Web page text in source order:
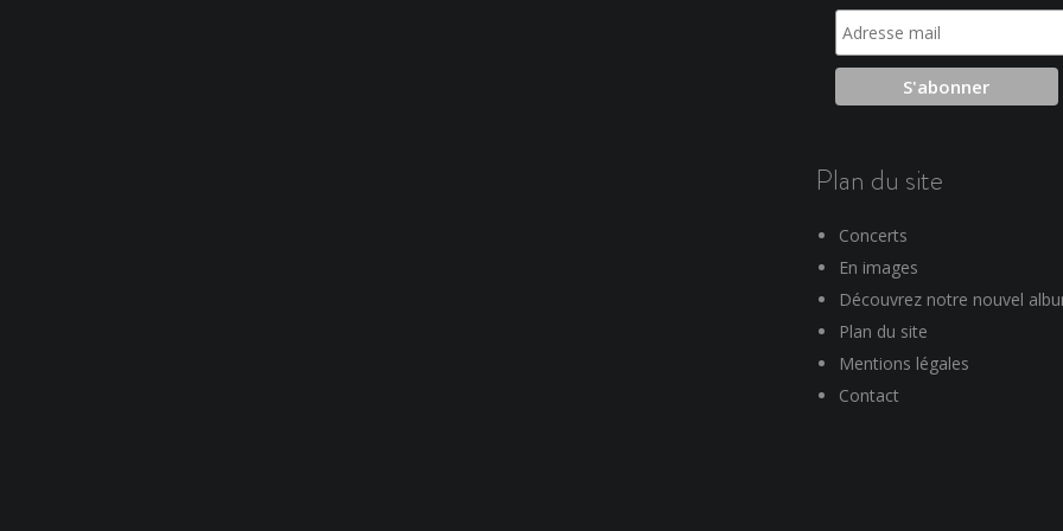
Plan du site
Concerts
En images
Découvrez notre nouvel
Plan du site
Mentions légales
Contact